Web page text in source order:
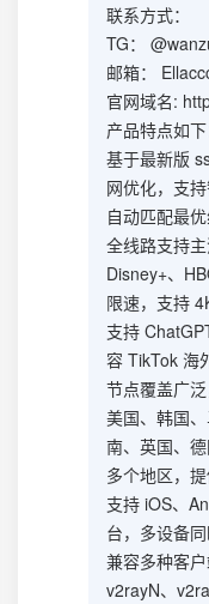
联系方式：
TG：
邮箱：
官网域名:
产品特点如下
基于最新版
网优化，支
自动匹配最优
全线路支持主
Disney+、
限速，支持
支持
容 TikTok 海
节点覆盖广
美国、韩国
南、英国、
多个地区，提
支持 iOS、
台，多设备同
兼容多种客
v2rayN、